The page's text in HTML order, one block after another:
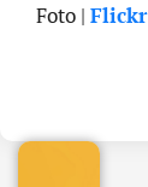
Foto | Flickr